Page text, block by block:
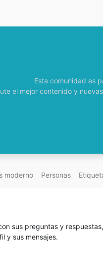
Esta comunidad es
el mejor contenido y
moderno Personas
sus preguntas y
y sus mensajes.